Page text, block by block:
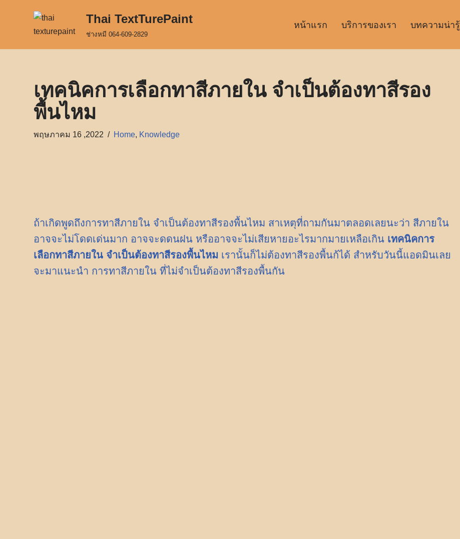
Thai TextTurePaint
ช่างหมี 064-609-2829
หน้าแรก บริการของเรา บทความน่ารู้
เทคนิคการเลือกทาสีภายใน จำเป็นต้องทาสีรอง
พื้นไหม
พฤษภาคม 16 ,2022 Home, Knowledge
ถ้าเกิดพูดถึงการทาสีภายใน จำเป็นต้องทาสีรองพื้นไหม สาเหตุที่ถามกันมาตลอดเลยนะว่า สีภายใน
อาจจะไม่โดดเด่นมาก อาจจะดดนฝน หรืออาจจะไม่เสียหายอะไรมากมายเหลือเกิน เทคนิคการ
เลือกทาสีภายใน จำเป็นต้องทาสีรองพื้นไหม เรานั้นก็ไม่ต้องทาสีรองพื้นก้ได้ สำหรับวันนี้แอดมินเลย
จะมาแนะนำ การทาสีภายใน ที่ไม่จำเป็นต้องทาสีรองพื้นกัน